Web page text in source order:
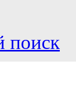
поиск